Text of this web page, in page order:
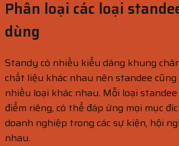
Phân loại các loại
dùng
Standy có nhiều kiểu dáng khung
chất liệu khác nhau nên standee
nhiều loại khác nhau. Mỗi loại
điểm riêng, có thể đáp ứng mọi mục
doanh nghiệp trong các sự kiện, hội
nhau.